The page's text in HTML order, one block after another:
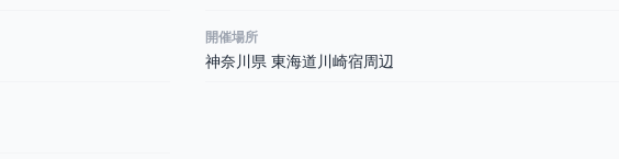
開催場所
神奈川県 東海道川崎宿周辺